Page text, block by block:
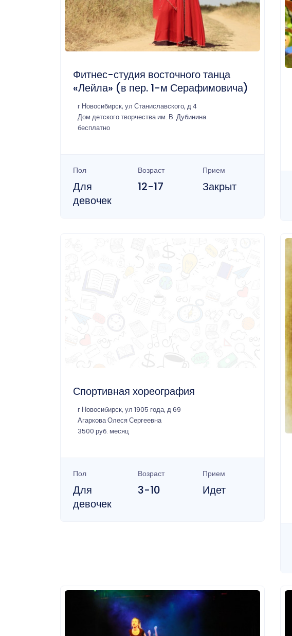
Фитнес-студия восточного танца
«Лейла» (в пер. 1-м Серафимовича)
г Новосибирск, ул Станиславского, д 4
Дом детского творчества им. В. Дубинина
бесплатно
Пол
Для
девочек
Возраст
12-17
Прием
Закрыт
Спортивная хореография
г Новосибирск, ул 1905 года, д 69
Агаркова Олеся Сергеевна
3500 руб. месяц
Пол
Для
девочек
Возраст
3-10
Прием
Идет